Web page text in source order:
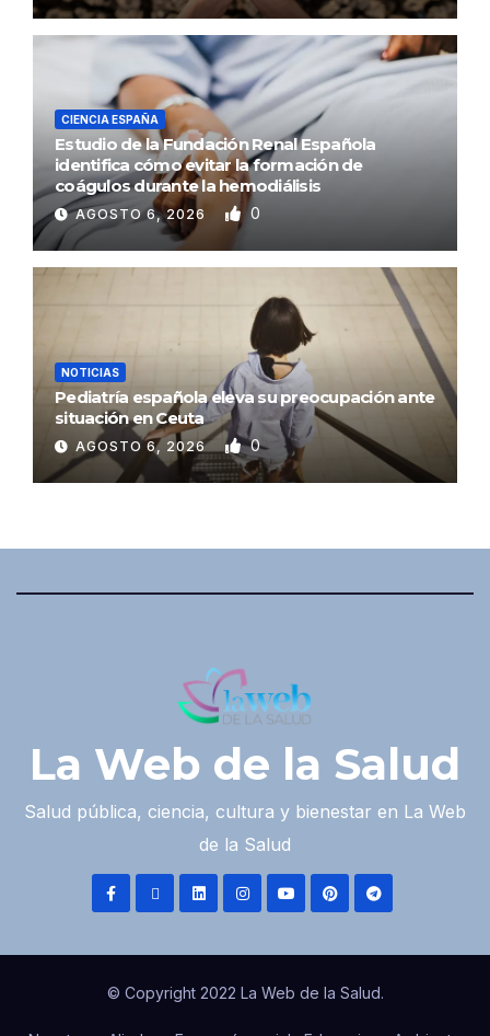
CIENCIA ESPAÑA
Estudio de la Fundación Renal Española
identifica cómo evitar la formación de
coágulos durante la hemodiálisis
AGOSTO 6, 2026 0
NOTICIAS
Pediatría española eleva su preocupación ante
situación en Ceuta
AGOSTO 6, 2026 0
La Web de la Salud
Salud pública, ciencia, cultura y bienestar en La Web
de la Salud
© Copyright 2022 La Web de la Salud.